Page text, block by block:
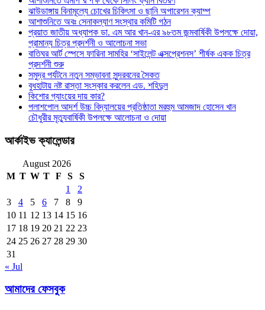
ঝাউডাঙ্গায় বিনামূল্যে চোখের চিকিৎসা ও ছানি অপারেশন ক্যাম্প
আশাশুনিতে অবঃ সেনাকল্যাণ সংস্থার কমিটি গঠন
প্রয়াত জাতীয় অধ্যাপক ডা. এম আর খান-এর ৯৮তম জন্মবার্ষিকী উপলক্ষে দোয়া,
প্রামান্য চিত্র প্রদর্শনী ও আলোচনা সভা
বাতিঘর আর্ট স্পেসে ফারিনা সামহির ‘সাইলেন্ট এক্সপ্রেশনস’ শীর্ষক একক চিত্র
প্রদর্শনী শুরু
সমুদ্র পর্যটনে নতুন সম্ভাবনা সুন্দরবনের সৈকত
বুধহাটায় নষ্ট রাস্তা সংস্কার করলেন এড. শহিদুল
কিশোর গ্যাংয়ের দায় কার?
পলাশপোল আদর্শ উচ্চ বিদ্যালয়ের প্রতিষ্ঠাতা মরহুম আমজাদ হোসেন খান
চৌধুরীর মৃত্যুবার্ষিকী উপলক্ষে আলোচনা ও দোয়া
আর্কাইভ ক্যালেন্ডার
August 2026
M T W T F S
S
1
2
3
4 5 6 7 8
9
10 11 12 13 14 15 16
17 18 19 20 21 22 23
24 25 26 27 28 29 30
31
« Jul
আমাদের ফেসবুক